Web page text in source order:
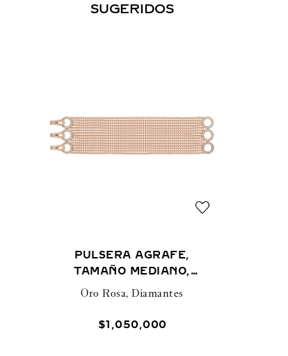
SUGERIDOS
PULSERA AGRAFE,
TAMAÑO MEDIANO,
SEMIPAVÉ
Oro Rosa, Diamantes
$1 ,050,000